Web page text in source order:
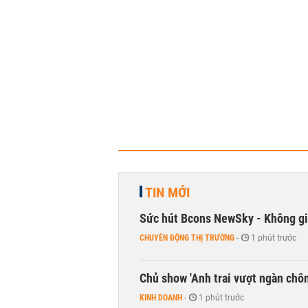
TIN MỚI
Sức hút Bcons NewSky - Không
CHUYỂN ĐỘNG THỊ TRƯỜNG - 1 phút trước
Chủ show 'Anh trai vượt ngàn
KINH DOANH - 1 phút trước